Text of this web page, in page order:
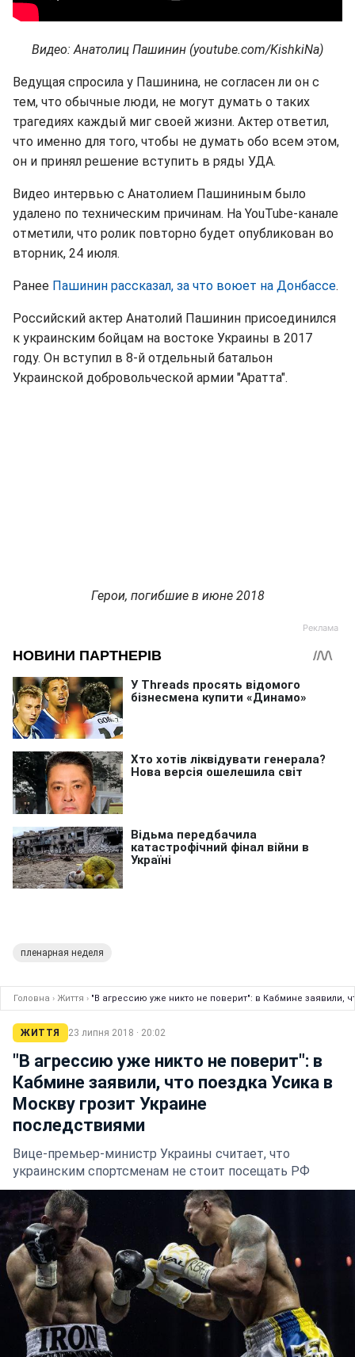
Видео: Анатолиц Пашинин (youtube.com/KishkiNa)
Ведущая спросила у Пашинина, не согласен ли он с
тем, что обычные люди, не могут думать о таких
трагедиях каждый миг своей жизни. Актер ответил,
что именно для того, чтобы не думать обо всем этом,
он и принял решение вступить в ряды УДА.
Видео интервью с Анатолием Пашининым было
удалено по техническим причинам. На YouTube-канале
отметили, что ролик повторно будет опубликован во
вторник, 24 июля.
Ранее Пашинин рассказал, за что воюет на Донбассе.
Российский актер Анатолий Пашинин присоединился
к украинским бойцам на востоке Украины в 2017
году. Он вступил в 8-й отдельный батальон
Украинской добровольческой армии "Аратта".
Герои, погибшие в июне 2018
пленарная неделя
Головна › Життя › "В агрессию уже никто не поверит": в Кабмине заявили,
ЖИТТЯ 23 липня 2018 · 20:02
"В агрессию уже никто не поверит": в
Кабмине заявили, что поездка Усика в
Москву грозит Украине
последствиями
Вице-премьер-министр Украины считает, что
украинским спортсменам не стоит посещать РФ